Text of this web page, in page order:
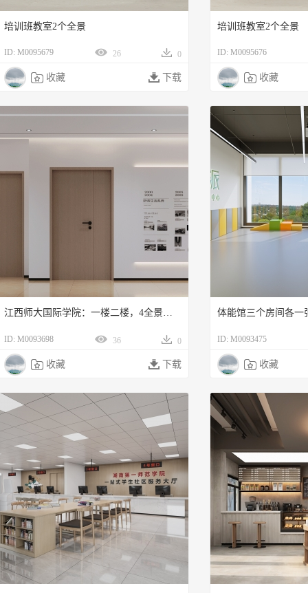
培训班教室2个全景
ID: M0095679 26 0
 收藏  下载
培训班教室2个全景
ID: M0095676
 收藏
江西师大国际学院：一楼二楼，4全景送8单+1门头单
ID: M0093698 36 0
 收藏  下载
体能馆三个房间各一
ID: M0093475
 收藏